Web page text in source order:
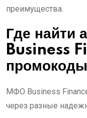
преимущества.
Где найти
Business
МФО Business
через разные